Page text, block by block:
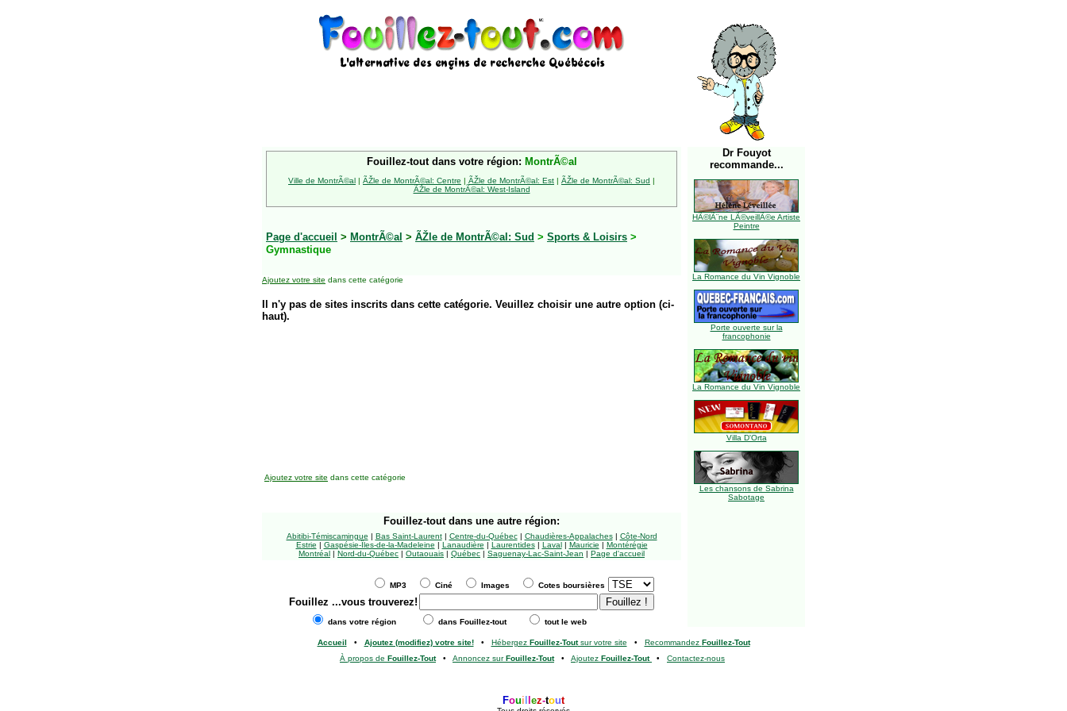
Fouillez-tout dans votre région: MontrÃ©al
Ville de MontrÃ©al | ÃŽle de MontrÃ©al: Centre | ÃŽle de MontrÃ©al: Est | ÃŽle de MontrÃ©al: Sud |
ÃŽle de MontrÃ©al: West-Island
Page d'accueil > MontrÃ©al > ÃŽle de MontrÃ©al: Sud > Sports & Loisirs >
Gymnastique
Ajoutez votre site dans cette catégorie
Il n'y pas de sites inscrits dans cette catégorie. Veuillez choisir une autre option (ci-
haut).
Dr Fouyot
recommande...
HÃ©lÃ¨ne LÃ©veillÃ©e Artiste
Peintre
La Romance du Vin Vignoble
Porte ouverte sur la
francophonie
La Romance du Vin Vignoble
Villa D'Orta
Les chansons de Sabrina
Sabotage
Ajoutez votre site dans cette catégorie
Fouillez-tout dans une autre région:
Abitibi-Témiscamingue | Bas Saint-Laurent| Centre-du-Québec| Chaudières-Appalaches| Côte-Nord
Estrie | Gaspésie-Îles-de-la-Madeleine | Lanaudière | Laurentides| Laval| Mauricie | Montérégie
Montréal | Nord-du-Québec | Outaouais | Québec | Saguenay-Lac-Saint-Jean | Page d'accueil
MP3 Ciné Images Cotes boursières
Fouillez ...vous trouverez!
dans votre région dans Fouillez-tout tout le web
Accueil • Ajoutez (modifiez) votre site!• Hébergez Fouillez-Toutsur votre site • Recommandez Fouillez-Tout
À propos de Fouillez-Tout• Annoncez surFouillez-Tout• Ajoutez Fouillez-Tout • Contactez-nous
Foui ez-tout